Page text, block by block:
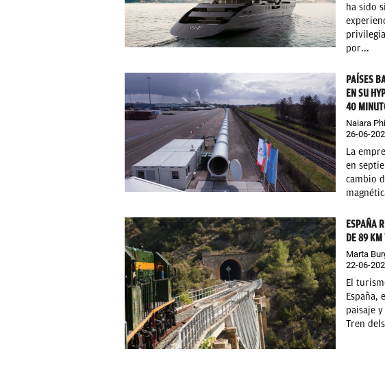
ha sido
por...
PAÍSES
EN SU
40
Naiara
26-06-
La
en
cambio
ESPAÑA
DE 89 KM
Marta
22-06-
El
España,
paisaje
Tren